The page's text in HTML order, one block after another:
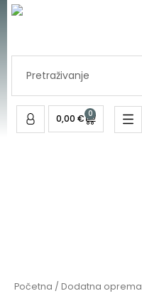
Skip
0,00 € 0
Cart
Početna / Dodatna oprema
XL